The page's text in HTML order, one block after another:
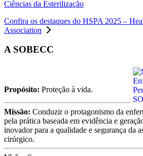
Ciências da Esterilização
Confira os destaques do HSPA 2025 –
Association
A SOBECC
Propósito: Proteção à vida.
Missão: Conduzir o protagonismo da
pela prática baseada em evidência e
inovador para a qualidade e segurança da
cirúrgico.